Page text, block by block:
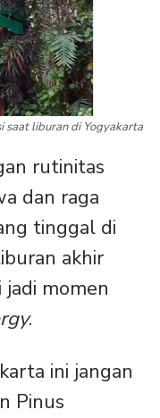
saat liburan di Yogyakarta
rutinitas
dan raga
tinggal di
akhir
momen
.
ini jangan
Pinus